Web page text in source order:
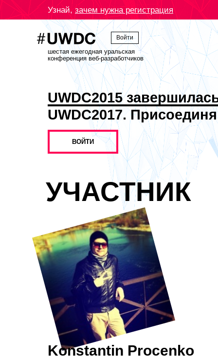
Узнай, зачем нужна регистрация
Войти
шестая ежегодная уральская
конференция веб-разработчиков
UWDC2015
UWDC2017.
ВОЙТИ
УЧАСТНИК
Konstantin Procenko